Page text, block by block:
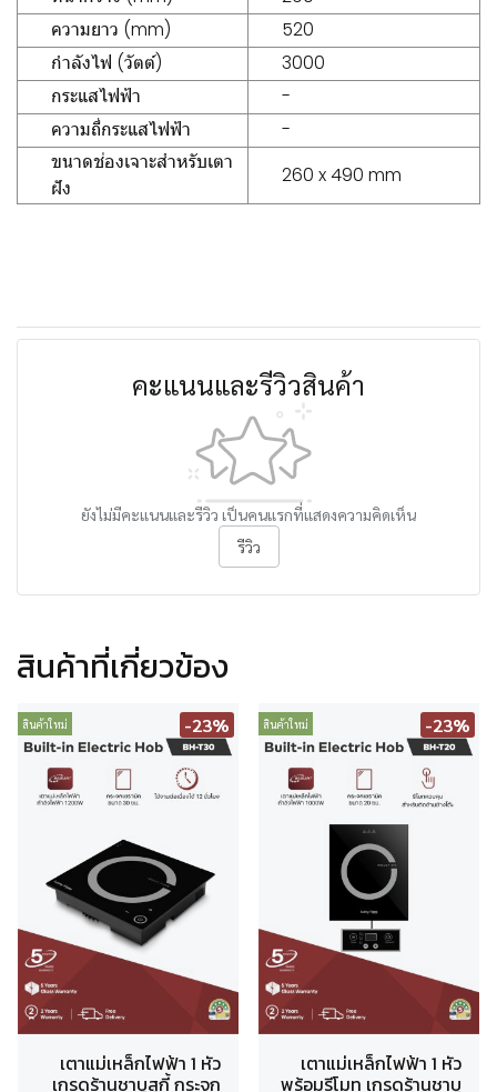
ความยาว (mm)
520
กำลังไฟ (วัตต์)
3000
กระแสไฟฟ้า
-
ความถี่กระแสไฟฟ้า
-
ขนาดช่องเจาะสำหรับเตา
ฝัง
260 x 490 mm
คะแนนและรีวิวสินค้า
ยังไม่มีคะแนนและรีวิว เป็นคนแรกที่แสดงความคิดเห็น
รีวิว
สินค้าที่เกี่ยวข้อง
สินค้าใหม่ -23%
เตาแม่เหล็กไฟฟ้า 1 หัว
เกรดร้านชาบูสุกี้ กระจก
สินค้าใหม่ -23%
เตาแม่เหล็กไฟฟ้า 1 หัว
พร้อมรีโมท เกรดร้านชาบู